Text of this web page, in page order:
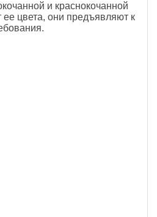
и краснокочанной
ее цвета, они предъявляют к